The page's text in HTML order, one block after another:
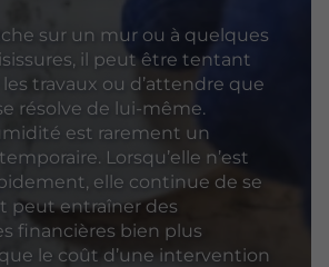
sur un mur ou à quelques
il peut être tentant
travaux ou d’attendre que
résolve de lui-même.
est rarement un
Lorsqu’elle n’est
elle continue de se
peut entraîner des
financières bien plus
le coût d’une intervention